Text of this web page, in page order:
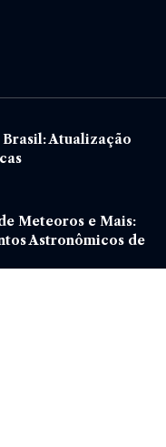
Brasil: Atualização
Meteoros e Mais:
Astronômicos de